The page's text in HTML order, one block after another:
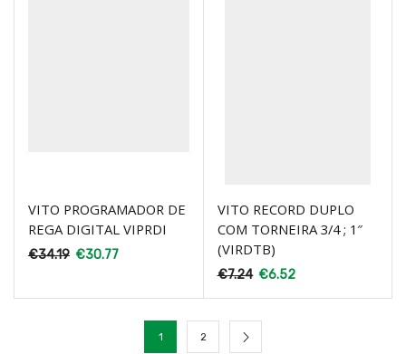
VITO PROGRAMADOR DE
REGA DIGITAL VIPRDI
€34.19 €30.77
VITO RECORD DUPLO
COM TORNEIRA 3/4 ; 1″
(VIRDTB)
€7.24 €6.52
1 2